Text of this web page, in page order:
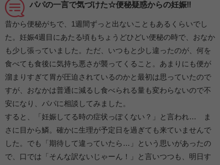
パパの一言で気づけた☆便秘疑惑からの妊娠‼
昔から便秘がちで、1週間ずっと出ないこともあるくらいでし
た。妊娠4週目にあたる頃もちょうどひどい便秘の時で、おなか
も少し張っていました。ただ、いつもと少し違ったのが、何を
食べても食後に気持ち悪さが襲ってくること。あまりにも便が
溜まりすぎて胃が圧迫されているのかと最初は思っていたので
すが、おなかは普通に減るし食べられる量も変わらないので不
安になり、パパに相談してみました。
すると、「妊娠してる時の症状っぽくない？」と言われ… ま
さに目から鱗。確かに生理が予定日を過ぎても来ていませんで
した。でも「期待して違っていたら…」という思いがあったの
で、口では「そんな訳ないじゃーん！」と言いつつも、明日す